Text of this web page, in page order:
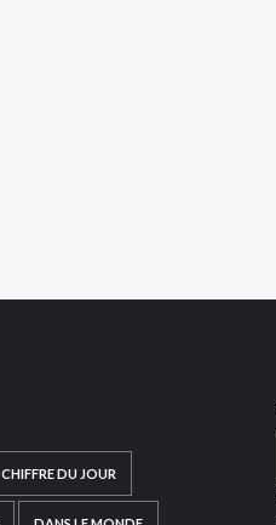
CHIFFRE DU JOUR